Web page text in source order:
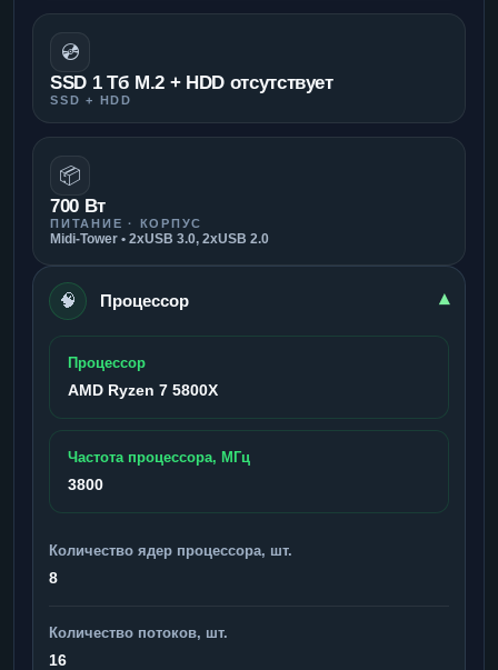
💿
SSD 1 Тб M.2 + HDD отсутствует
SSD + HDD
📦
700 Вт
ПИТАНИЕ · КОРПУС
Midi-Tower • 2xUSB 3.0, 2xUSB 2.0
🧠 Процессор ▾
Процессор
AMD Ryzen 7 5800X
Частота процессора, МГц
3800
Количество ядер процессора, шт.
8
Количество потоков, шт.
16